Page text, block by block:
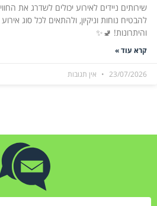
שירותים ניידים לאירוע יכולים לשדרג את
להבטיח נוחות וניקיון, ולהתאים לכל סוג
והיתרונות! 🚽✨
קרא עוד »
23/07/2026 אין תגובות